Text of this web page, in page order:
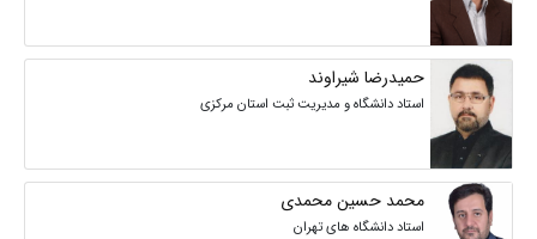
حمیدرضا شیراوند
استاد دانشگاه و مدیریت ثبت استان مرکزی
محمد حسین محمدی
استاد دانشگاه های تهران